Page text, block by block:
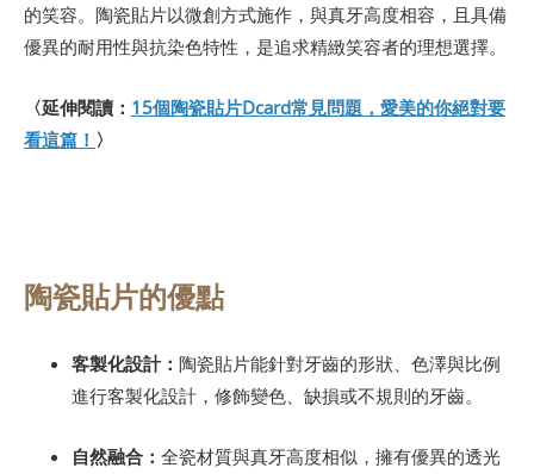
的笑容。陶瓷貼片以微創方式施作，與真牙高度相容，且具備
優異的耐用性與抗染色特性，是追求精緻笑容者的理想選擇。
〈延伸閱讀： 15個陶瓷貼片Dcard常見問題，愛美的你絕對要
看這篇！ 〉
陶瓷貼片的優點
客製化設計： 陶瓷貼片能針對牙齒的形狀、色澤與比例
進行客製化設計，修飾變色、缺損或不規則的牙齒。
自然融合： 全瓷材質與真牙高度相似，擁有優異的透光